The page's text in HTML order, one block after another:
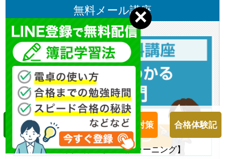
無料メール講座
簿記１級対策 簿記２級対策 合格体験記
２４時間受付【柴山会計ラーニング】